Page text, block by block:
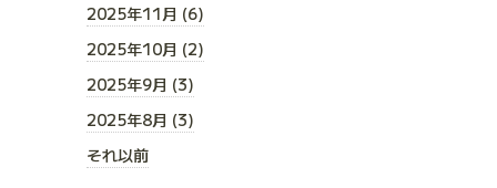
2025年11月 (6)
2025年10月 (2)
2025年9月 (3)
2025年8月 (3)
それ以前